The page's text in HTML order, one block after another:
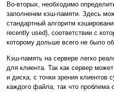
Во-вторых, необходимо
заполнении кэш-памяти. Здесь
стандартный алгоритм
recently used), соответствии с
которому дольше всего не было
Кэш-память на сервере легко
для клиента. Так как сервер
и диска, с точки зрения клиентов
каждого файла, так что проблема